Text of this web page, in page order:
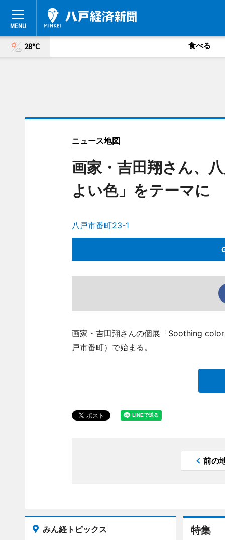
28°C 食べる
ニュース地図
画家・吉田翔さん、
よい色」をテーマに
八戸市番町23-1
画家・吉田翔さんの個展「Soothing
戸市番町）で始まる。
前の
特集
みん経トピックス